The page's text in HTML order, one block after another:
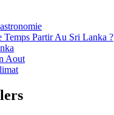
Temps Partir Au Sri Lanka ?
Aout